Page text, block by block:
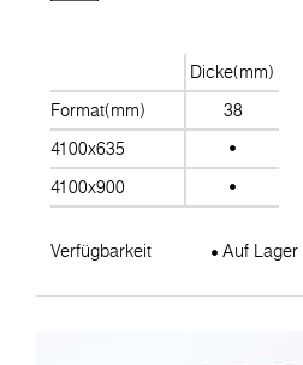
Dicke(mm)
Format(mm)
38
4100x635
4100x900
Verfügbarkeit Auf Lager